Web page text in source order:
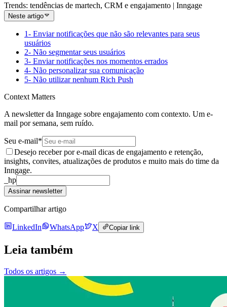
Trends: tendências de martech, CRM e engajamento | Inngage
Neste artigo
1- Enviar notificações que não são relevantes para seus
usuários
2- Não segmentar seus usuários
3- Enviar notificações nos momentos errados
4- Não personalizar sua comunicação
5- Não utilizar nenhum Rich Push
Context Matters
A newsletter da Inngage sobre engajamento com contexto. Um e-
mail por semana, sem ruído.
Seu e-mail*
Desejo receber por e-mail dicas de engajamento e retenção,
insights, convites, atualizações de produtos e muito mais do time da
Inngage.
_hp
Assinar newsletter
Compartilhar artigo
LinkedIn WhatsApp X Copiar link
Leia também
Todos os artigos →